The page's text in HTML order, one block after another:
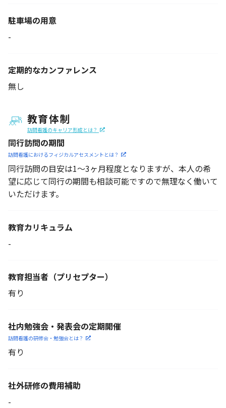
駐車場の用意
-
定期的なカンファレンス
無し
教育体制
訪問看護のキャリア形成とは？
同行訪問の期間
訪問看護におけるフィジカルアセスメントとは？
同行訪問の目安は1～3ヶ月程度となりますが、本人の希
望に応じて同行の期間も相談可能ですので無理なく働いて
いただけます。
教育カリキュラム
-
教育担当者 （プリセプター）
有り
社内勉強会・発表会の定期開催
訪問看護の研修会・勉強会とは？
有り
社外研修の費用補助
-